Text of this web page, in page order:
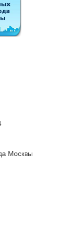
Москвы